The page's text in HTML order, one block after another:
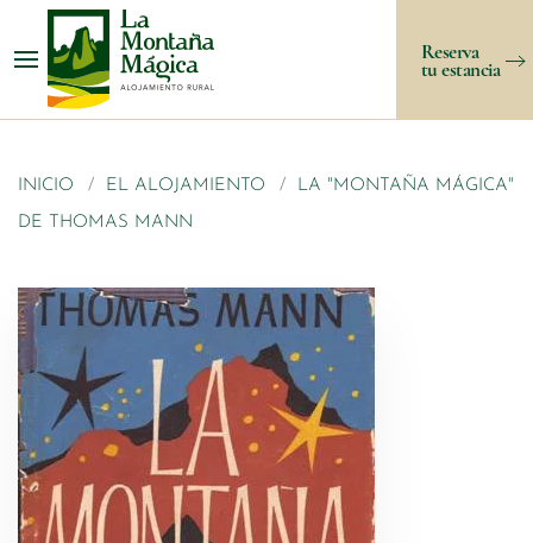
Reserva
tu estancia
INICIO EL ALOJAMIENTO LA "MONTAÑA MÁGICA"
DE THOMAS MANN